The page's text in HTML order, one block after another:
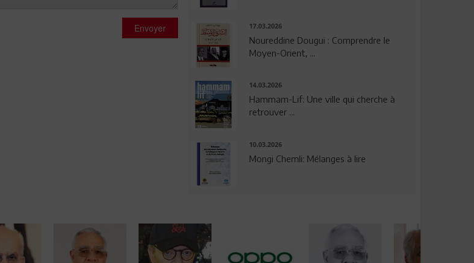
Envoyer 17.03.2026
Noureddine Dougui : Comprendre le
Moyen-Orient, ...
14.03.2026
Hammam-Lif: Une ville qui cherche à
retrouver ...
10.03.2026
Mongi Chemli: Mélanges à lire